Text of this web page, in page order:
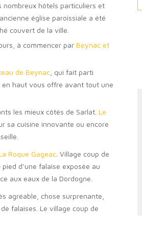
nombreux hôtels particuliers et
église paroissiale a été
couvert de la ville.
à commencer par Beynac et
de Beynac , qui fait parti
en haut vous offre avant tout une
les mieux côtés de Sarlat. Le
sa cuisine innovante ou encore
Roque Gageac . Village coup de
d’une falaise exposée au
aux eaux de la Dordogne.
agréable, chose surprenante,
falaises. Le village coup de